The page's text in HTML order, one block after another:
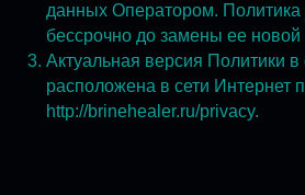
данных Оператором. Политика
бессрочно до замены ее новой
Актуальная версия Политики
расположена в сети Интернет
http://brinehealer.ru/privacy.